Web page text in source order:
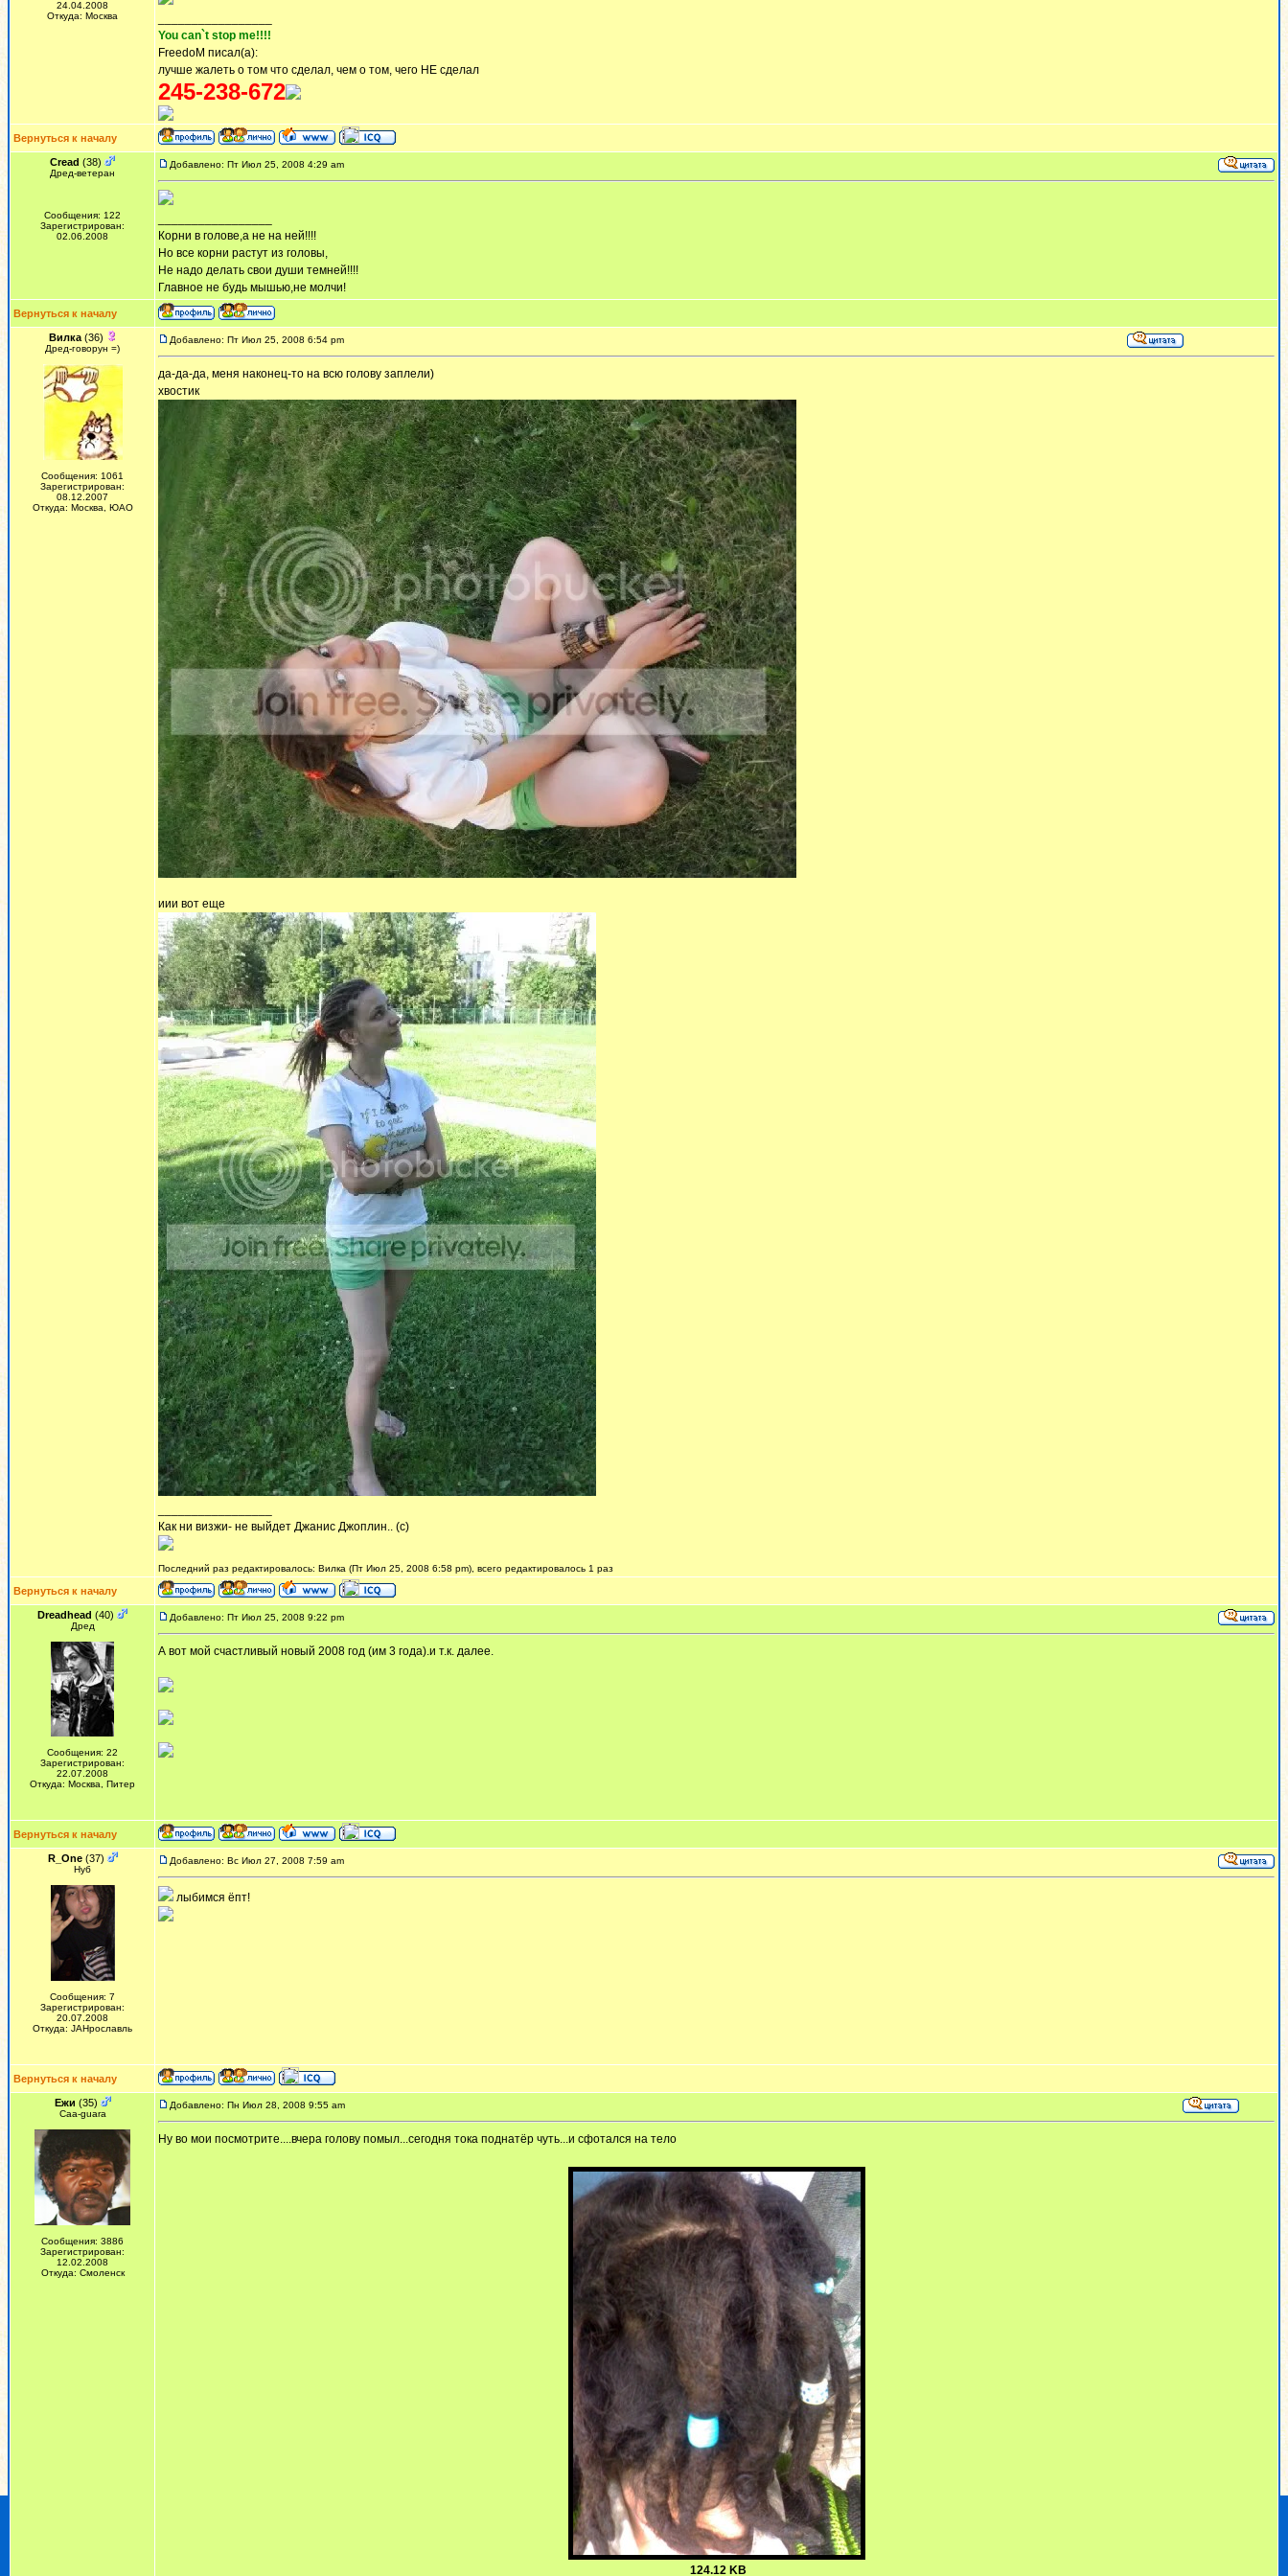
24.04.2008
Откуда: Москва
You can`t stop me!!!!
FreedoM писал(а):
лучше жалеть о том что сделал, чем о том, чего НЕ сделал
245-238-672
Вернуться к началу
Cread (38)
Дред-ветеран
Сообщения: 122
Зарегистрирован:
02.06.2008
Добавлено: Пт Июл 25, 2008 4:29 am
Корни в голове,а не на ней!!!!
Но все корни растут из головы,
Не надо делать свои души темней!!!!
Главное не будь мышью,не молчи!
Вернуться к началу
Вилка(36)
Дред-говорун =)
Сообщения: 1061
Зарегистрирован:
08.12.2007
Откуда: Москва, ЮАО
Добавлено: Пт Июл 25, 2008 6:54 pm
да-да-да, меня наконец-то на всю голову заплели)
хвостик
иии вот еще
Как ни визжи- не выйдет Джанис Джоплин.. (с)
Последний раз редактировалось: Вилка (Пт Июл 25, 2008 6:58 pm), всего редактировалось 1 раз
Вернуться к началу
Dreadhead (40)
Дред
Сообщения: 22
Зарегистрирован:
22.07.2008
Откуда: Москва, Питер
Добавлено: Пт Июл 25, 2008 9:22 pm
А вот мой счастливый новый 2008 год (им 3 года).и т.к. далее.
Вернуться к началу
R_One(37)
Нуб
Сообщения: 7
Зарегистрирован:
20.07.2008
Откуда: JAHрославль
Добавлено: Вс Июл 27, 2008 7:59 am
лыбимся ёпт!
Вернуться к началу
Ежи (35)
Сaa-guara
Сообщения: 3886
Зарегистрирован:
12.02.2008
Откуда: Смоленск
Добавлено: Пн Июл 28, 2008 9:55 am
Ну во мои посмотрите....вчера голову помыл...сегодня тока поднатёр чуть...и сфотался на тело
124.12 KB